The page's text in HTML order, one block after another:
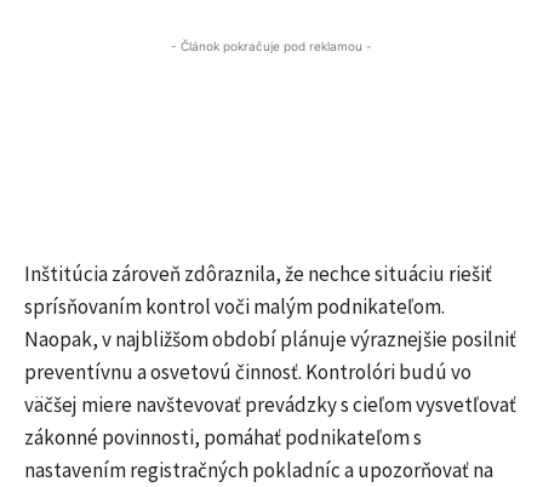
- Článok pokračuje pod reklamou -
Inštitúcia zároveň zdôraznila, že nechce situáciu riešiť
sprísňovaním kontrol voči malým podnikateľom.
Naopak, v najbližšom období plánuje výraznejšie posilniť
preventívnu a osvetovú činnosť. Kontrolóri budú vo
väčšej miere navštevovať prevádzky s cieľom vysvetľovať
zákonné povinnosti, pomáhať podnikateľom s
nastavením registračných pokladníc a upozorňovať na